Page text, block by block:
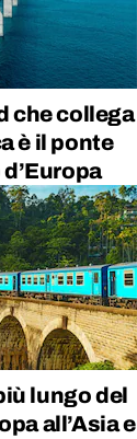
che collega
è il ponte
lungo del
all’Asia e